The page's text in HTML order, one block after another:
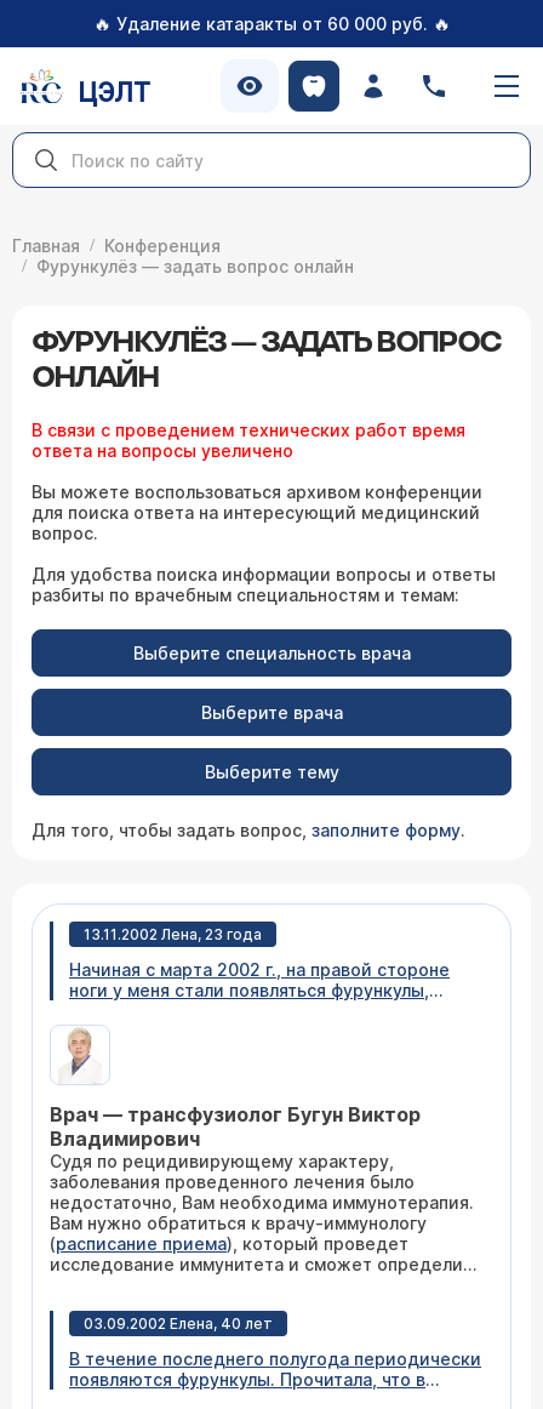
🔥 Удаление катаракты от 60 000 руб. 🔥
ЦЭЛТ
Главная
Конференция
Фурункулёз — задать вопрос онлайн
ФУРУНКУЛЁЗ — ЗАДАТЬ ВОПРОС
ОНЛАЙН
В связи с проведением технических работ время
ответа на вопросы увеличено
Вы можете воспользоваться архивом конференции
для поиска ответа на интересующий медицинский
вопрос.
Для удобства поиска информации вопросы и ответы
разбиты по врачебным специальностям и темам:
Выберите специальность врача
Выберите врача
Выберите тему
Для того, чтобы задать вопрос, заполните форму.
13.11.2002 Лена, 23 года
Начиная с марта 2002 г., на правой стороне
ноги у меня стали появляться фурункулы,
августе, при этом я прошла курс лечения,
физиотерапию, сделала переливание крови,
пила антибиотики и витамины, оказалось, что
меня та же проблема, в одной и той же
области. Анализы крови показали, что все в
порядке (кровь на РВ, сахар). Может ли это
быть связано с переменой климата? К какому
врачу нужно обратиться с этим вопросом?
Врач — трансфузиолог Бугун Виктор
Владимирович
Судя по рецидивирующему характеру,
заболевания проведенного лечения было
недостаточно, Вам необходима иммунотерапия.
Вам нужно обратиться к врачу-иммунологу
(расписание приема), который проведет
исследование иммунитета и сможет определить
общую иммунограмму крови
контактируете с источником заражения,
постирайте и обработайте дезинфицирующими
03.09.2002 Елена, 40 лет
В течение последнего полугода периодически
появляются фурункулы. Прочитала, что в